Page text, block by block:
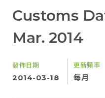
Customs
Mar. 2014
發佈日期
2014-03-18
更新頻率
每月